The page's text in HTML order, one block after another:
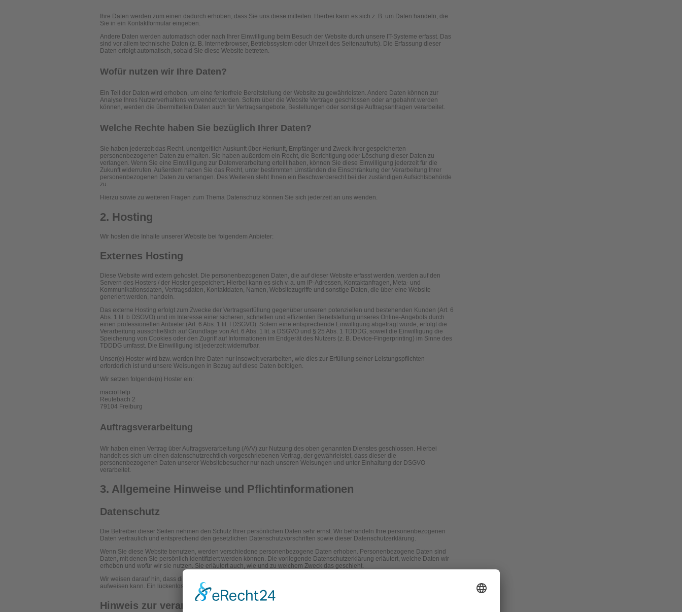
Ihre Daten werden zum einen dadurch erhoben, dass Sie uns diese mitteilen. Hierbei kann es sich z. B. um Daten handeln, die
Sie in ein Kontaktformular eingeben.
Andere Daten werden automatisch oder nach Ihrer Einwilligung beim Besuch der Website durch unsere IT-Systeme erfasst. Das
sind vor allem technische Daten (z. B. Internetbrowser, Betriebssystem oder Uhrzeit des Seitenaufrufs). Die Erfassung dieser
Daten erfolgt automatisch, sobald Sie diese Website betreten.
Wofür nutzen wir Ihre Daten?
Ein Teil der Daten wird erhoben, um eine fehlerfreie Bereitstellung der Website zu gewährleisten. Andere Daten können zur
Analyse Ihres Nutzerverhaltens verwendet werden. Sofern über die Website Verträge geschlossen oder angebahnt werden
können, werden die übermittelten Daten auch für Vertragsangebote, Bestellungen oder sonstige Auftragsanfragen verarbeitet.
Welche Rechte haben Sie bezüglich Ihrer Daten?
Sie haben jederzeit das Recht, unentgeltlich Auskunft über Herkunft, Empfänger und Zweck Ihrer gespeicherten
personenbezogenen Daten zu erhalten. Sie haben außerdem ein Recht, die Berichtigung oder Löschung dieser Daten zu
verlangen. Wenn Sie eine Einwilligung zur Datenverarbeitung erteilt haben, können Sie diese Einwilligung jederzeit für die
Zukunft widerrufen. Außerdem haben Sie das Recht, unter bestimmten Umständen die Einschränkung der Verarbeitung Ihrer
personenbezogenen Daten zu verlangen. Des Weiteren steht Ihnen ein Beschwerderecht bei der zuständigen Aufsichtsbehörde
zu.
Hierzu sowie zu weiteren Fragen zum Thema Datenschutz können Sie sich jederzeit an uns wenden.
2. Hosting
Wir hosten die Inhalte unserer Website bei folgendem Anbieter:
Externes Hosting
Diese Website wird extern gehostet. Die personenbezogenen Daten, die auf dieser Website erfasst werden, werden auf den
Servern des Hosters / der Hoster gespeichert. Hierbei kann es sich v. a. um IP-Adressen, Kontaktanfragen, Meta- und
Kommunikationsdaten, Vertragsdaten, Kontaktdaten, Namen, Websitezugriffe und sonstige Daten, die über eine Website
generiert werden, handeln.
Das externe Hosting erfolgt zum Zwecke der Vertragserfüllung gegenüber unseren potenziellen und bestehenden Kunden (Art. 6
Abs. 1 lit. b DSGVO) und im Interesse einer sicheren, schnellen und effizienten Bereitstellung unseres Online-Angebots durch
einen professionellen Anbieter (Art. 6 Abs. 1 lit. f DSGVO). Sofern eine entsprechende Einwilligung abgefragt wurde, erfolgt die
Verarbeitung ausschließlich auf Grundlage von Art. 6 Abs. 1 lit. a DSGVO und § 25 Abs. 1 TDDDG, soweit die Einwilligung die
Speicherung von Cookies oder den Zugriff auf Informationen im Endgerät des Nutzers (z. B. Device-Fingerprinting) im Sinne des
TDDDG umfasst. Die Einwilligung ist jederzeit widerrufbar.
Unser(e) Hoster wird bzw. werden Ihre Daten nur insoweit verarbeiten, wie dies zur Erfüllung seiner Leistungspflichten
erforderlich ist und unsere Weisungen in Bezug auf diese Daten befolgen.
Wir setzen folgende(n) Hoster ein:
macroHelp
Reutebach 2
79104 Freiburg
Auftragsverarbeitung
Wir haben einen Vertrag über Auftragsverarbeitung (AVV) zur Nutzung des oben genannten Dienstes geschlossen. Hierbei
handelt es sich um einen datenschutzrechtlich vorgeschriebenen Vertrag, der gewährleistet, dass dieser die
personenbezogenen Daten unserer Websitebesucher nur nach unseren Weisungen und unter Einhaltung der DSGVO
verarbeitet.
3. Allgemeine Hinweise und Pflicht­informationen
Datenschutz
Die Betreiber dieser Seiten nehmen den Schutz Ihrer persönlichen Daten sehr ernst. Wir behandeln Ihre personenbezogenen
Daten vertraulich und entsprechend den gesetzlichen Datenschutzvorschriften sowie dieser Datenschutzerklärung.
Wenn Sie diese Website benutzen, werden verschiedene personenbezogene Daten erhoben. Personenbezogene Daten sind
Daten, mit denen Sie persönlich identifiziert werden können. Die vorliegende Datenschutzerklärung erläutert, welche Daten wir
erheben und wofür wir sie nutzen. Sie erläutert auch, wie und zu welchem Zweck das geschieht.
Wir weisen darauf hin, dass die Datenübertragung im Internet (z. B. bei der Kommunikation per E-Mail) Sicherheitslücken
aufweisen kann. Ein lückenloser Schutz der Daten vor dem Zugriff durch Dritte ist nicht möglich.
Hinweis zur verantwortlichen Stelle